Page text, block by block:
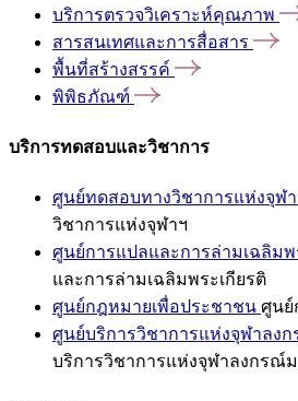
บริการตรวจวิเคราะห์คุณภาพ
สารสนเทศและการสื่อสาร
พื้นที่สร้างสรรค์
พิพิธภัณฑ์
บริการทดสอบและวิชาการ
ศูนย์ทดสอบทางวิชาการแห่งจุฬา
วิชาการแห่งจุฬาฯ
ศูนย์การแปลและการล่ามเฉลิมพ
และการล่ามเฉลิมพระเกียรติ
ศูนย์กฎหมายเพื่อประชาชน ศูนย์
ศูนย์บริการวิชาการแห่งจุฬาลง
บริการวิชาการแห่งจุฬาลงกรณ์